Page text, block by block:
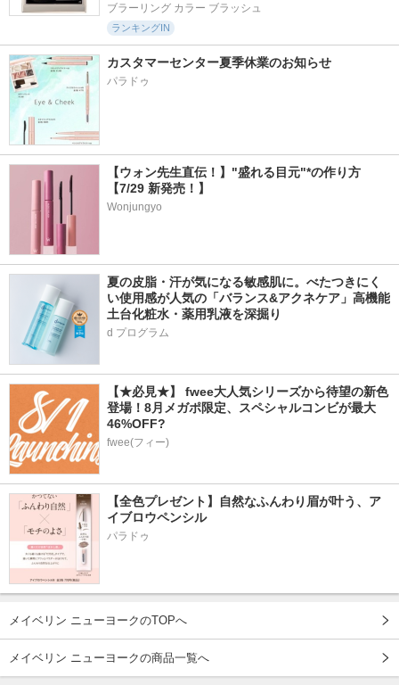
ブラーリング カラー ブラッシュ
ランキングIN
カスタマーセンター夏季休業のお知らせ
パラドゥ
【ウォン先生直伝！】"盛れる目元"*の作り方
【7/29 新発売！】
Wonjungyo
夏の皮脂・汗が気になる敏感肌に。べたつきにく
い使用感が人気の「バランス&アクネケア」高機能
土台化粧水・薬用乳液を深掘り
d プログラム
【★必見★】 fwee大人気シリーズから待望の新色
登場！8月メガポ限定、スペシャルコンビが最大
46%OFF?
fwee(フィー)
【全色プレゼント】自然なふんわり眉が叶う、ア
イブロウペンシル
パラドゥ
メイベリン ニューヨークのTOPへ
メイベリン ニューヨークの商品一覧へ